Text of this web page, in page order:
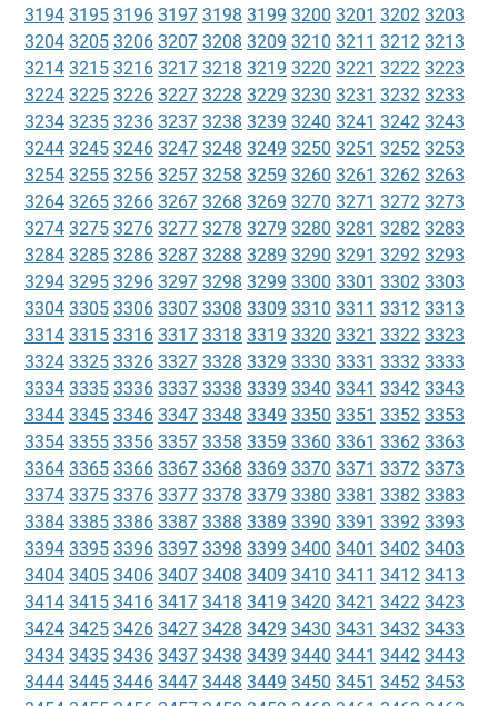
3194 3195 3196 3197 3198 3199 3200 3201 3202 3203
3204 3205 3206 3207 3208 3209 3210 3211 3212 3213
3214 3215 3216 3217 3218 3219 3220 3221 3222 3223
3224 3225 3226 3227 3228 3229 3230 3231 3232 3233
3234 3235 3236 3237 3238 3239 3240 3241 3242 3243
3244 3245 3246 3247 3248 3249 3250 3251 3252 3253
3254 3255 3256 3257 3258 3259 3260 3261 3262 3263
3264 3265 3266 3267 3268 3269 3270 3271 3272 3273
3274 3275 3276 3277 3278 3279 3280 3281 3282 3283
3284 3285 3286 3287 3288 3289 3290 3291 3292 3293
3294 3295 3296 3297 3298 3299 3300 3301 3302 3303
3304 3305 3306 3307 3308 3309 3310 3311 3312 3313
3314 3315 3316 3317 3318 3319 3320 3321 3322 3323
3324 3325 3326 3327 3328 3329 3330 3331 3332 3333
3334 3335 3336 3337 3338 3339 3340 3341 3342 3343
3344 3345 3346 3347 3348 3349 3350 3351 3352 3353
3354 3355 3356 3357 3358 3359 3360 3361 3362 3363
3364 3365 3366 3367 3368 3369 3370 3371 3372 3373
3374 3375 3376 3377 3378 3379 3380 3381 3382 3383
3384 3385 3386 3387 3388 3389 3390 3391 3392 3393
3394 3395 3396 3397 3398 3399 3400 3401 3402 3403
3404 3405 3406 3407 3408 3409 3410 3411 3412 3413
3414 3415 3416 3417 3418 3419 3420 3421 3422 3423
3424 3425 3426 3427 3428 3429 3430 3431 3432 3433
3434 3435 3436 3437 3438 3439 3440 3441 3442 3443
3444 3445 3446 3447 3448 3449 3450 3451 3452 3453